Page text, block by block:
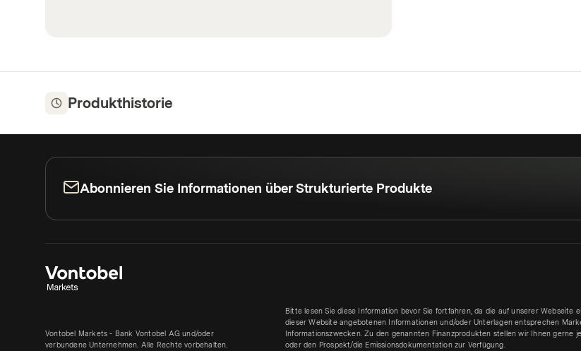
Produkthistorie
Abonnieren Sie Informationen über Strukturierte Produkte
Vontobel Markets - Bank Vontobel AG und/oder
verbundene Unternehmen. Alle Rechte vorbehalten.
Bitte lesen Sie diese Information bevor Sie fortfahren, da die auf unserer
dieser Website angebotenen Informationen und/oder Unterlagen entsprechen
Informationszwecken. Zu den genannten Finanzprodukten stellen wir Ihnen
oder den Prospekt/die Emissionsdokumentation zur Verfügung.